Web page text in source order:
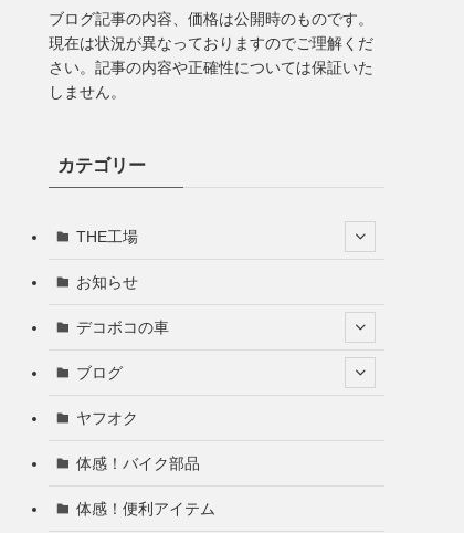
ブログ記事の内容、価格は公開時のものです。
現在は状況が異なっておりますのでご理解くだ
さい。記事の内容や正確性については保証いた
しません。
カテゴリー
THE工場
お知らせ
デコボコの車
ブログ
ヤフオク
体感！バイク部品
体感！便利アイテム